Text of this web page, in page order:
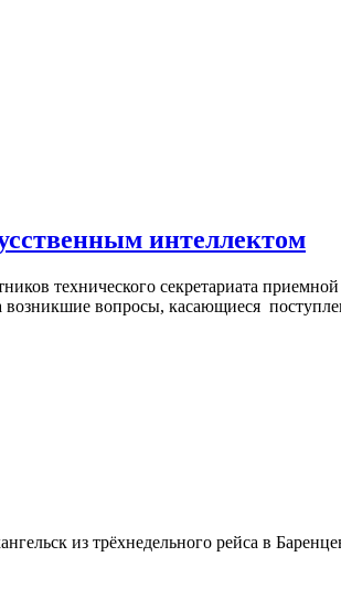
интеллектом
технического секретариата
вопросы, касающиеся
из трёхнедельного рейса в